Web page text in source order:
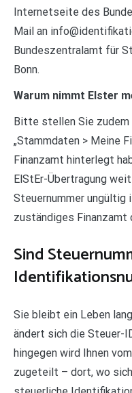
Internetseite des
Mail an
Bundeszentralamt für
Bonn.
Warum nimmt Elster
Bitte stellen Sie zudem
„Stammdaten > Meine
Finanzamt hinterlegt
ElStEr-Übertragung
Steuernummer ungültig
zuständiges Finanzamt
Sind
Sie bleibt ein Leben
ändert sich die Steuer-
hingegen wird Ihnen
zugeteilt – dort, wo